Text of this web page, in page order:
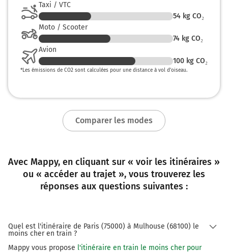
Taxi / VTC
54 kg CO₂
Moto / Scooter
74 kg CO₂
Avion
100 kg CO₂
*Les émissions de CO2 sont calculées pour une distance à vol d’oiseau.
Comparer les modes
Avec Mappy, en cliquant sur « voir les itinéraires »
ou « accéder au trajet », vous trouverez les
réponses aux questions suivantes :
Quel est l'itinéraire de Paris (75000) à Mulhouse (68100) le
moins cher en train ?
Mappy vous propose l'itinéraire en train le moins cher pour